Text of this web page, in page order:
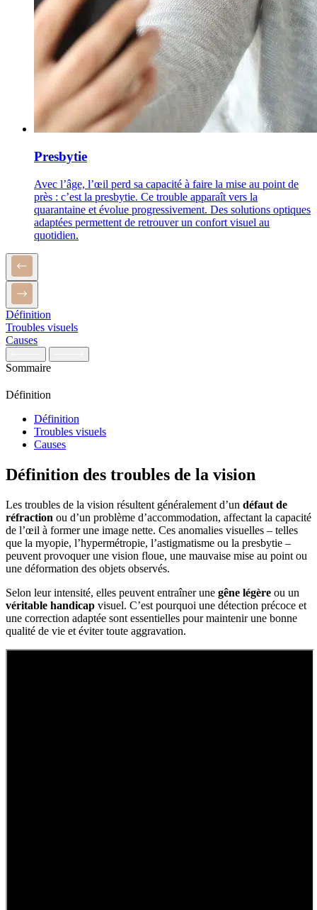
Presbytie
Avec l’âge, l’œil perd sa capacité à faire la mise au point de
près : c’est la presbytie. Ce trouble apparaît vers la
quarantaine et évolue progressivement. Des solutions optiques
adaptées permettent de retrouver un confort visuel au
quotidien.
Définition
Troubles visuels
Causes
Sommaire
Définition
Définition
Troubles visuels
Causes
Définition des troubles de la vision
Les troubles de la vision résultent généralement d’un défaut de
réfraction ou d’un problème d’accommodation, affectant la capacité
de l’œil à former une image nette. Ces anomalies visuelles – telles
que la myopie, l’hypermétropie, l’astigmatisme ou la presbytie –
peuvent provoquer une vision floue, une mauvaise mise au point ou
une déformation des objets observés.
Selon leur intensité, elles peuvent entraîner une gêne légère ou un
véritable handicap visuel. C’est pourquoi une détection précoce et
une correction adaptée sont essentielles pour maintenir une bonne
qualité de vie et éviter toute aggravation.